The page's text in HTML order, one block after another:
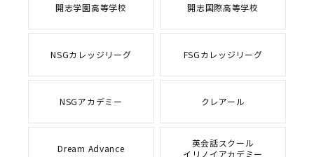
開志学園高等学校 開志国際高等学校
NSGカレッジリーグ FSGカレッジリーグ
NSGアカデミー クレアール
Dream Advance
英会話スクール
イリノイアカデミー